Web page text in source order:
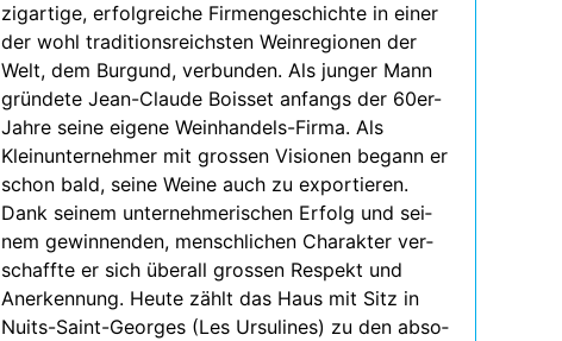
zig­ar­tige, erfolg­rei­che Firmengeschichte in einer
der wohl tra­di­ti­ons­reichs­ten Weinregionen der
Welt, dem Burgund, ver­bun­den. Als jun­ger Mann
grün­dete Jean-Claude Boisset anfangs der 60er-
Jahre seine eigene Weinhandels-Firma. Als
Kleinunternehmer mit gros­sen Visionen begann er
schon bald, seine Weine auch zu expor­tie­ren.
Dank sei­nem unter­neh­me­ri­schen Erfolg und sei­
nem gewin­nen­den, mensch­li­chen Charakter ver­
schaffte er sich über­all gros­sen Respekt und
Anerkennung. Heute zählt das Haus mit Sitz in
Nuits-Saint-Georges (Les Ursulines) zu den abso­